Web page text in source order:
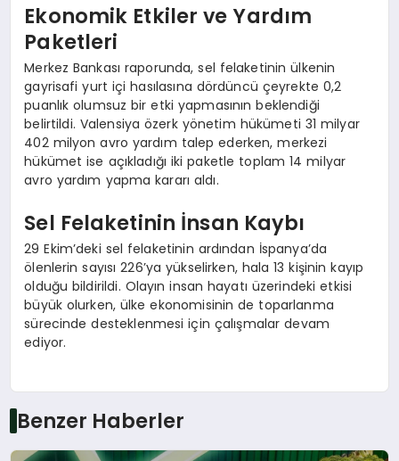
Ekonomik Etkiler ve Yardım
Paketleri
Merkez Bankası raporunda, sel felaketinin ülkenin
gayrisafi yurt içi hasılasına dördüncü çeyrekte 0,2
puanlık olumsuz bir etki yapmasının beklendiği
belirtildi. Valensiya özerk yönetim hükümeti 31 milyar
402 milyon avro yardım talep ederken, merkezi
hükümet ise açıkladığı iki paketle toplam 14 milyar
avro yardım yapma kararı aldı.
Sel Felaketinin İnsan Kaybı
29 Ekim’deki sel felaketinin ardından İspanya’da
ölenlerin sayısı 226’ya yükselirken, hala 13 kişinin kayıp
olduğu bildirildi. Olayın insan hayatı üzerindeki etkisi
büyük olurken, ülke ekonomisinin de toparlanma
sürecinde desteklenmesi için çalışmalar devam
ediyor.
Benzer Haberler